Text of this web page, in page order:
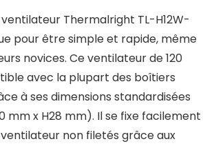
ventilateur Thermalright TL-H12W-
pour être simple et rapide, même
novices. Ce ventilateur de 120
avec la plupart des boîtiers
à ses dimensions standardisées
mm x H28 mm). Il se fixe facilement
non filetés grâce aux